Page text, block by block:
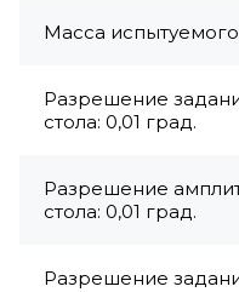
Масса
Разрешение
стола: 0,01 град.
Разрешение
стола: 0,01 град.
Разрешение